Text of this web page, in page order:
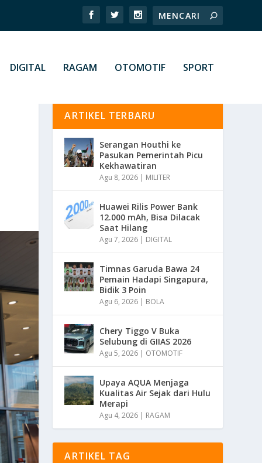
DIGITAL RAGAM OTOMOTIF SPORT
ARTIKEL TERBARU
Serangan Houthi ke
Pasukan Pemerintah Picu
Kekhawatiran
Agu 8, 2026 | MILITER
Huawei Rilis Power Bank
12.000 mAh, Bisa Dilacak
Saat Hilang
Agu 7, 2026 | DIGITAL
Timnas Garuda Bawa 24
Pemain Hadapi Singapura,
Bidik 3 Poin
Agu 6, 2026 | BOLA
Chery Tiggo V Buka
Selubung di GIIAS 2026
Agu 5, 2026 | OTOMOTIF
Upaya AQUA Menjaga
Kualitas Air Sejak dari Hulu
Merapi
Agu 4, 2026 | RAGAM
ARTIKEL TAG